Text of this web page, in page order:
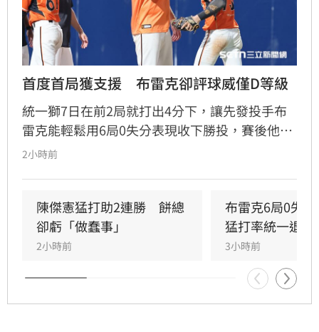
首度首局獲支援　布雷克卻評球威僅D等級
統一獅7日在前2局就打出4分下，讓先發投手布
雷克能輕鬆用6局0失分表現收下勝投，賽後他也
表示今晚投球特別輕鬆，但反而檢討自己的投球
2小時前
陳傑憲猛打助2連勝　餅總
卻虧「做蠢事」
2小時前
布雷克6局0失
猛打率統一退富
3小時前